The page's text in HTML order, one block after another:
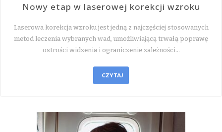
Nowy etap w laserowej korekcji wzroku
Laserowa korekcja wzroku jest jedną z najczęściej stosowanych
metod leczenia wybranych wad, umożliwiającą trwałą poprawę
ostrości widzenia i ograniczenie zależności…
CZYTAJ